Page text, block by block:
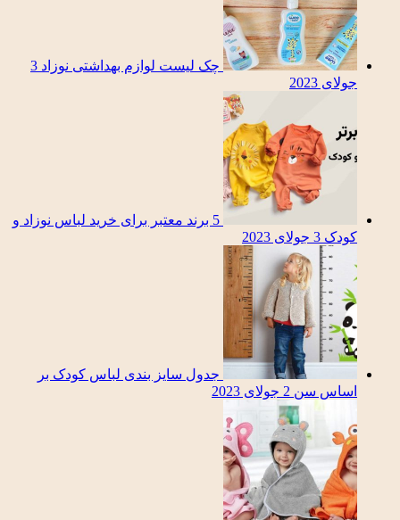
چک لیست لوازم بهداشتی نوزاد 3
جولای 2023
5 برند معتبر برای خرید لباس نوزاد و
کودک 3 جولای 2023
جدول سایز بندی لباس کودک بر
اساس سن 2 جولای 2023